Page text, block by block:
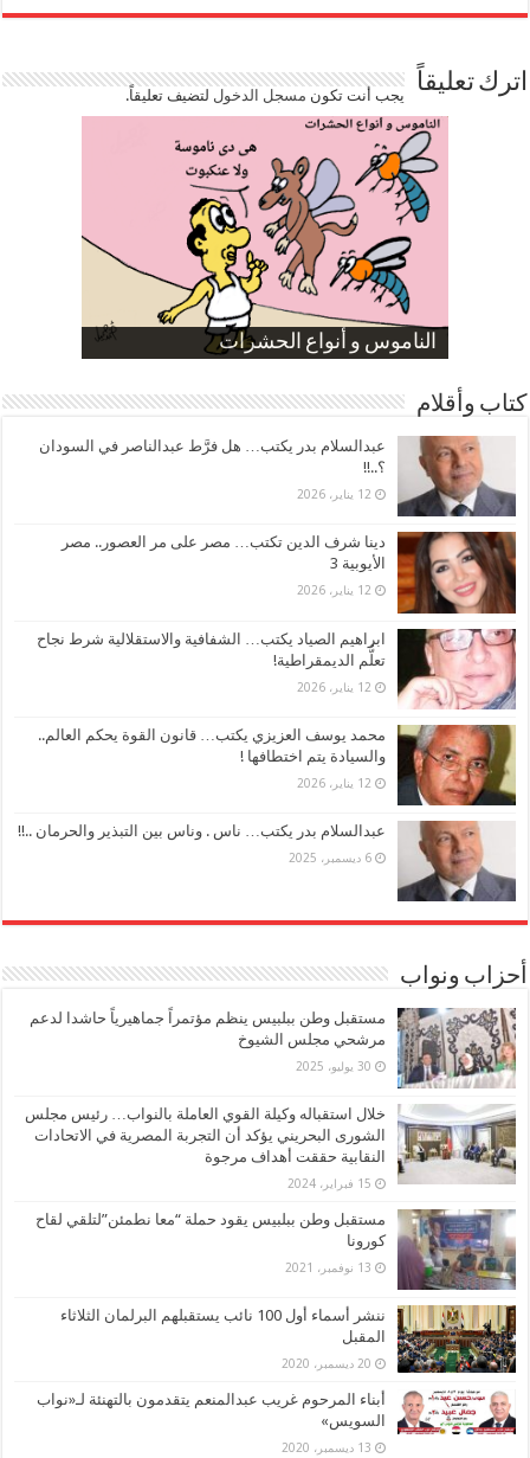
اترك تعليقاً يجب أنت تكون مسجل الدخوللتضيف تعليقاً.
الناموس و أنواع الحشرات
الموظفين بعد ارتفاع الأسعار
ارتفاع نسبة الطلاق في مصر
صورة كاركاتيرية
صورة كاركاتيرية
كتاب وأقلام
عبدالسلام بدر يكتب… هل فرَّط عبدالناصر في السودان
؟..!!
12 يناير، 2026
دينا شرف الدين تكتب… مصر على مر العصور.. مصر
الأيوبية 3
12 يناير، 2026
ابراهيم الصياد يكتب… الشفافية والاستقلالية شرط نجاح
تعلُّم الديمقراطية!
12 يناير، 2026
محمد يوسف العزيزي يكتب… قانون القوة يحكم العالم..
والسيادة يتم اختطافها !
12 يناير، 2026
عبدالسلام بدر يكتب… ناس . وناس بين التبذير والحرمان ..!!
6 ديسمبر، 2025
أحزاب ونواب
مستقبل وطن ببلبيس ينظم مؤتمراً جماهيرياً حاشدا لدعم
مرشحي مجلس الشيوخ
30 يوليو، 2025
خلال استقباله وكيلة القوي العاملة بالنواب… رئيس مجلس
الشورى البحريني يؤكد أن التجربة المصرية في الاتحادات
النقابية حققت أهداف مرجوة
15 فبراير، 2024
مستقبل وطن ببلبيس يقود حملة “معا نطمئن”لتلقي لقاح
كورونا
13 نوفمبر، 2021
ننشر أسماء أول 100 نائب يستقبلهم البرلمان الثلاثاء
المقبل
20 ديسمبر، 2020
أبناء المرحوم غريب عبدالمنعم يتقدمون بالتهنئة لـ«نواب
السويس»
13 ديسمبر، 2020